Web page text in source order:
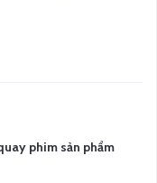
phim sản phẩm